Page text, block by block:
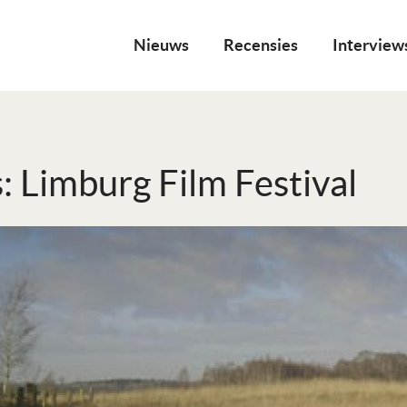
Nieuws Recensies
Limburg Film Festival